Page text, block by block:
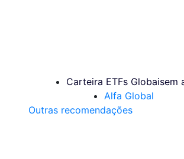
Carteira ETFs Globaisem
Alfa Global
Outras recomendações